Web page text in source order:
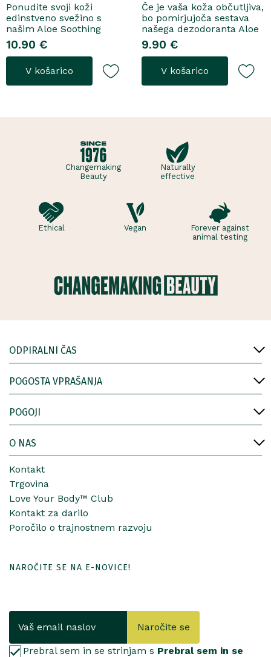
Ponudite svoji koži
edinstveno svežino s
našim Aloe Soothing
Tonerjem, ki odstrani vse
preostale nečistoče po
čiščenju obraza.Ta nežna
in vodena formula očisti
kožo, ne da bi ji odvzela
tisto nadlež..
10.90 €
V košarico
Če je vaša koža občutljiva,
bo pomirjujoča sestava
našega dezodoranta Aloe
Caring Roll-On pomladila
vašo kožo, hkrati pa jo
ohranila svežo in čisto.
Formula, ki jo poznate in
imate radi, je tu, da okrepi
9.90 €
V košarico
Changemaking
Beauty
Naturally
effective
Ethical Vegan
Forever against
animal testing
ODPIRALNI ČAS
POGOSTA VPRAŠANJA
POGOJI
O NAS
Kontakt
Trgovina
Love Your Body™ Club
Kontakt za darilo
Poročilo o trajnostnem razvoju
NAROČITE SE NA E-NOVICE!
Naročite se
Prebral sem in se strinjam s Prebral sem in se